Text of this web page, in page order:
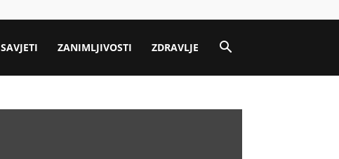
SAVJETI ZANIMLJIVOSTI ZDRAVLJE